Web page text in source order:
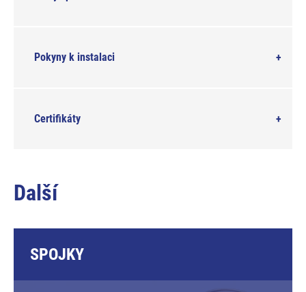
Pokyny k instalaci
Certifikáty
Další
SPOJKY